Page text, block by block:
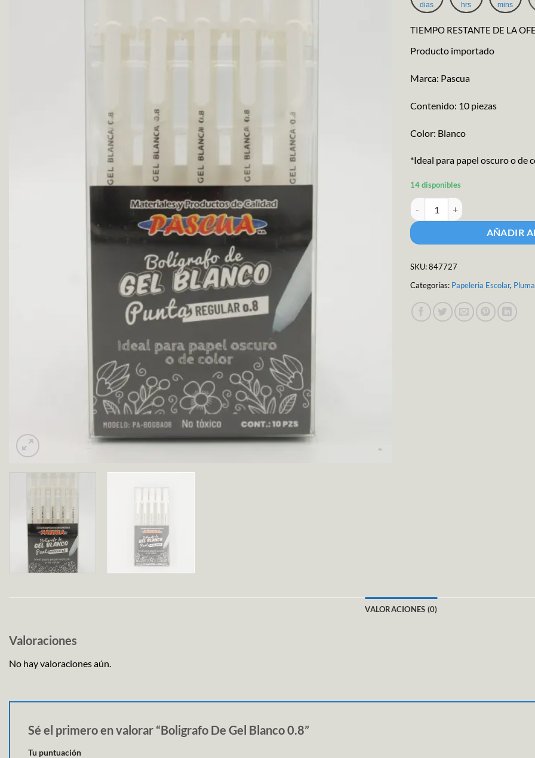
era:
dias hrs mins
TIEMPO RESTANTE DE LA
Producto importado
Marca: Pascua
Contenido: 10 piezas
Color: Blanco
*Ideal para papel oscuro o de
14 disponibles
Boligrafo De Gel Blanco 0.8
AÑADIR
SKU:847727
Categorías: Papeleria Escolar,
VALORACIONES (0)
Valoraciones
No hay valoraciones aún.
Sé el primero en valorar “Boligrafo De Gel Blanco 0.8”
Tu puntuación